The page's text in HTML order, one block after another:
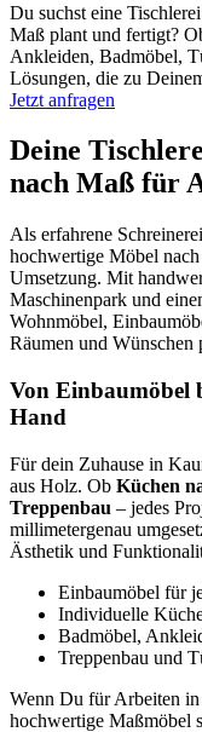
Du suchst eine
Maß plant und fertigt?
Ankleiden, Badmöbel,
Lösungen, die zu
Jetzt anfragen
Deine
nach Maß für
Als erfahrene
hochwertige Möbel
Umsetzung. Mit
Maschinenpark und
Wohnmöbel,
Räumen und Wünschen
Von Einbaumöbel
Hand
Für dein Zuhause in
aus Holz. Ob Küchen
Treppenbau – jedes
millimetergenau
Ästhetik und
Einbaumöbel für
Individuelle
Badmöbel,
Treppenbau und
Wenn Du für Arbeiten
hochwertige Maßmöbel